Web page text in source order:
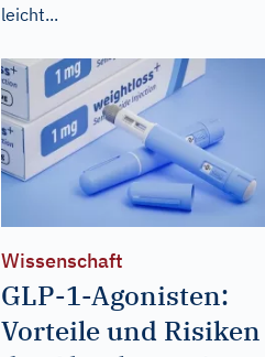
leicht...
Wissenschaft
GLP-1-Agonisten:
Vorteile und Risiken